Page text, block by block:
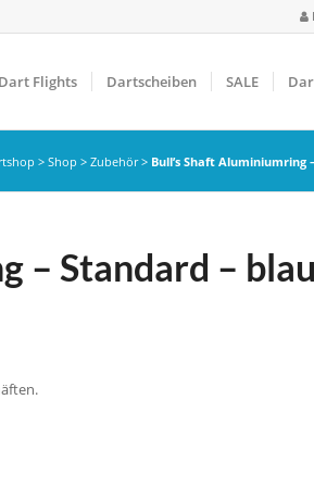
Dart Flights Dartscheiben SALE
> Shop > Zubehör> Bull’s Shaft Aluminiumring
– Standard – blau